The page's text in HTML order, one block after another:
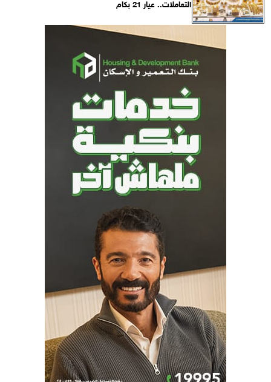
التعاملات.. عيار 21 بكام